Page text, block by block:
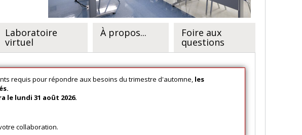
Laboratoire
virtuel
À propos... Foire aux
questions
requis pour répondre aux besoins du trimestre d'automne, les
le lundi 31 août 2026.
collaboration.